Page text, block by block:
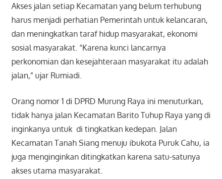
Akses jalan setiap Kecamatan yang belum terhubung
harus menjadi perhatian Pemerintah untuk kelancaran,
dan meningkatkan taraf hidup masyarakat, ekonomi
sosial masyarakat. “Karena kunci lancarnya
perkonomian dan kesejahteraan masyarakat itu adalah
jalan,” ujar Rumiadi.
Orang nomor 1 di DPRD Murung Raya ini menuturkan,
tidak hanya jalan Kecamatan Barito Tuhup Raya yang di
inginkanya untuk di tingkatkan kedepan. Jalan
Kecamatan Tanah Siang menuju ibukota Puruk Cahu, ia
juga menginginkan ditingkatkan karena satu-satunya
akses utama masyarakat.